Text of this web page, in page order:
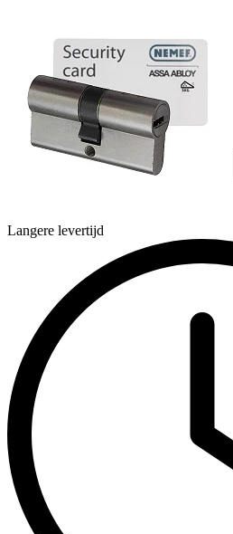
Langere levertijd